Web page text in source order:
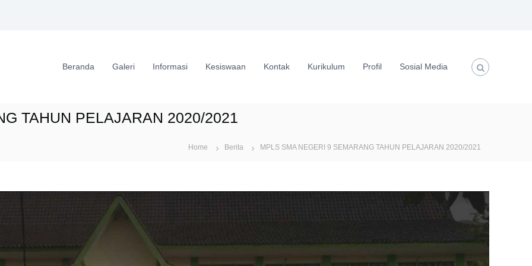
Beranda Galeri Informasi Kesiswaan Kontak Kurikulum Profil Sosial Media
TAHUN PELAJARAN 2020/2021
Home Berita MPLS SMA NEGERI 9 SEMARANG TAHUN PELAJARAN 2020/2021